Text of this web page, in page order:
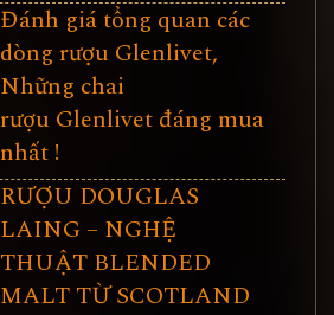
Đánh giá tổng quan các
dòng rượu Glenlivet,
Những chai
rượu Glenlivet đáng mua
nhất !
RƯỢU DOUGLAS
LAING – NGHỆ
THUẬT BLENDED
MALT TỪ SCOTLAND